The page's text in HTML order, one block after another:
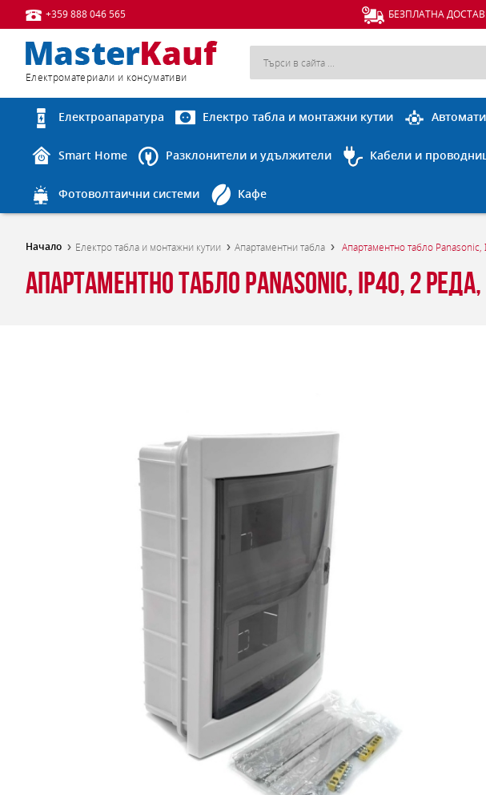
+359 888 046 565 БЕЗПЛАТНА
Eлектроматериали и консумативи
Електроапаратура Електро табла и монтажни кутии
Smart Home Разклонители и удължители Кабели и
Фотоволтаични системи Кафе
Начало Електро табла и монтажни кутии Апартаментни табла Апартаментно табло
Апартаментно табло Panasonic, IP40, 2